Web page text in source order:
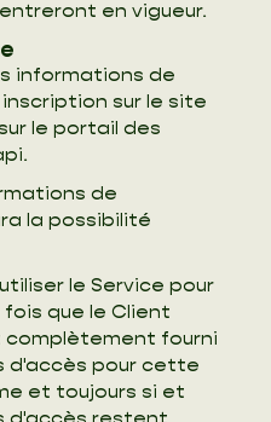
en vigueur.
informations de
sur le site
le portail des
de
la possibilité
le Service pour
que le Client
fourni
d'accès pour cette
et toujours si et